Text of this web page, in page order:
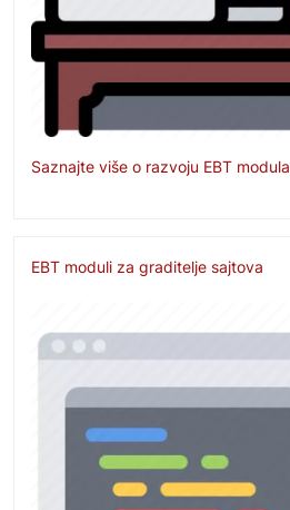
Saznajte više o razvoju EBT modula
EBT moduli za graditelje sajtova